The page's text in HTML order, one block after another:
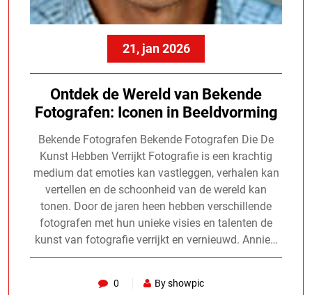
21, jan 2026
Ontdek de Wereld van Bekende
Fotografen: Iconen in Beeldvorming
Bekende Fotografen Bekende Fotografen Die De
Kunst Hebben Verrijkt Fotografie is een krachtig
medium dat emoties kan vastleggen, verhalen kan
vertellen en de schoonheid van de wereld kan
tonen. Door de jaren heen hebben verschillende
fotografen met hun unieke visies en talenten de
kunst van fotografie verrijkt en vernieuwd. Annie…
0 By showpic